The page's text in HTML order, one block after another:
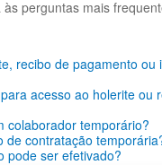
perguntas mais
recibo de pagamento ou
acesso ao holerite ou
colaborador temporário?
de contratação
pode ser efetivado?